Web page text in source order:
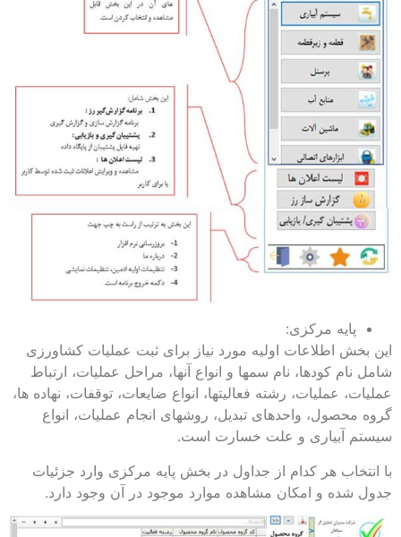
پایه مرکزی:
این بخش اطلاعات اولیه مورد نیاز برای ثبت عملیات کشاورزی
شامل نام کودها، نام سم­ها و انواع آنها، مراحل عملیات، ارتباط
عملیات، عملیات، رشته فعالیت­ها، انواع ضایعات، توقفات، نهاده ها،
گروه محصول، واحدهای تبدیل، روشهای انجام عملیات، انواع
سیستم آبیاری و علت خسارت است.
با انتخاب هر کدام از جداول در بخش پایه مرکزی وارد جزئیات
جدول شده و امکان مشاهده موارد موجود در آن وجود دارد.